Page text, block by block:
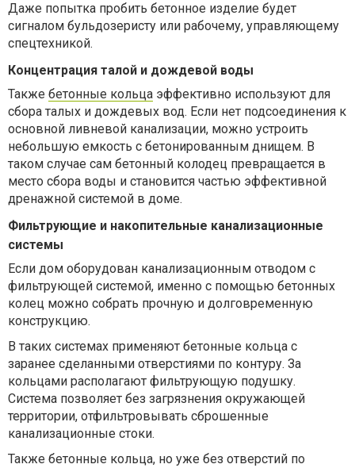
Даже попытка пробить бетонное изделие будет
сигналом бульдозеристу или рабочему, управляющему
спецтехникой.
Концентрация талой и дождевой воды
Также бетонные кольца эффективно используют для
сбора талых и дождевых вод. Если нет подсоединения к
основной ливневой канализации, можно устроить
небольшую емкость с бетонированным днищем. В
таком случае сам бетонный колодец превращается в
место сбора воды и становится частью эффективной
дренажной системой в доме.
Фильтрующие и накопительные канализационные
системы
Если дом оборудован канализационным отводом с
фильтрующей системой, именно с помощью бетонных
колец можно собрать прочную и долговременную
конструкцию.
В таких системах применяют бетонные кольца с
заранее сделанными отверстиями по контуру. За
кольцами располагают фильтрующую подушку.
Система позволяет без загрязнения окружающей
территории, отфильтровывать сброшенные
канализационные стоки.
Также бетонные кольца, но уже без отверстий по